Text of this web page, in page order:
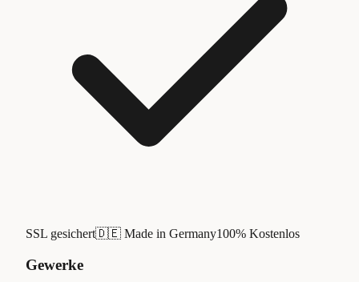
SSL gesichert🇩🇪 Made in Germany100% Kostenlos
Gewerke